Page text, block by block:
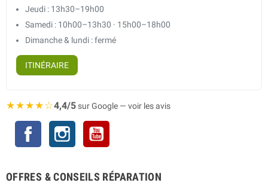
Jeudi : 13h30–19h00
Samedi : 10h00–13h30 · 15h00–18h00
Dimanche & lundi : fermé
ITINÉRAIRE
★★★★☆4,4/5sur Google — voir les avis
Facebook Instagram
OFFRES & CONSEILS RÉPARATION